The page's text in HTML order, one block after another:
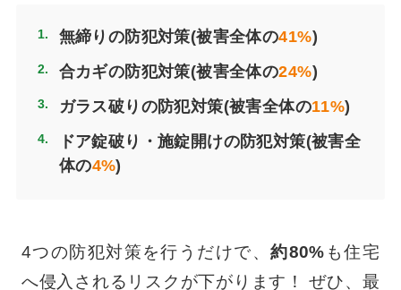
無締りの防犯対策(被害全体の41%)
合カギの防犯対策(被害全体の24%)
ガラス破りの防犯対策(被害全体の11%)
ドア錠破り・施錠開けの防犯対策(被害全
体の4%)
4つの防犯対策を行うだけで、約80% も住宅
へ侵入されるリスクが下がります！ ぜひ、最